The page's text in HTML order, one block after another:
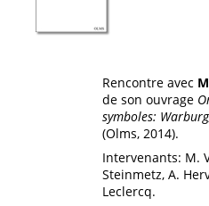
Rencontre avec
de son ouvrage
symboles:
(Olms, 2014).
Intervenants: M.
Steinmetz, A.
Leclercq.